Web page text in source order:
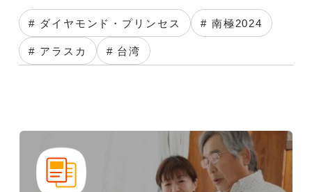
# ダイヤモンド・プリンセス # 南極2024
# アラスカ # 台湾